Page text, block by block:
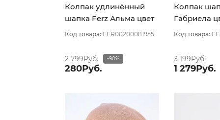
Колпак удлинённый
шапка Ferz Альма цвет
Коралловый
Код товара: FER00200081955
2 799Руб. -90%
280Руб.
Колпак
Габриела
розовый св
Код товара:
3 199Руб.
1 279Руб.